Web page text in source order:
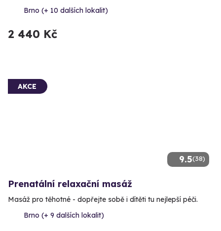
Brno (+ 10 dalších lokalit)
2 440 Kč
9.5(38)
AKCE
Prenatální relaxační masáž
Masáž pro těhotné - dopřejte sobě i dítěti tu nejlepší péči.
Brno (+ 9 dalších lokalit)